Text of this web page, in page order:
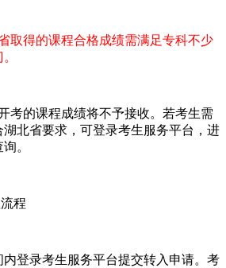
取得的课程合格成绩需满足专科不少
的课程成绩将不予接收。若考生需
北省要求，可登录考生服务平台，进
。
程
录考生服务平台提交转入申请。考